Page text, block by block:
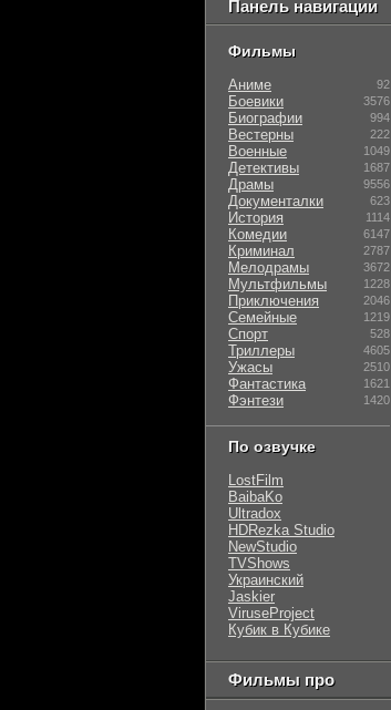
Панель навигации
Фильмы
Аниме 92
Боевики 3576
Биографии 994
Вестерны 222
Военные 1049
Детективы 1687
Драмы 9556
Документалки 623
История 1114
Комедии 6147
Криминал 2787
Мелодрамы 3672
Мультфильмы 1228
Приключения 2046
Семейные 1219
Спорт 528
Триллеры 4605
Ужасы 2510
Фантастика 1621
Фэнтези 1420
По озвучке
LostFilm
BaibaKo
Ultradox
HDRezka Studio
NewStudio
TVShows
Украинский
Jaskier
ViruseProject
Кубик в Кубике
Фильмы про